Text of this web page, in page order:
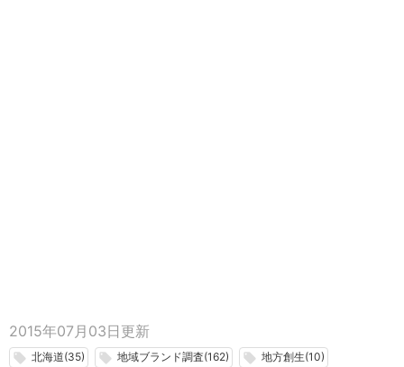
2015年07月03日 更新
local_offer 北海道(35) local_offer 地域ブランド調査(162) local_offer 地方創生(10)